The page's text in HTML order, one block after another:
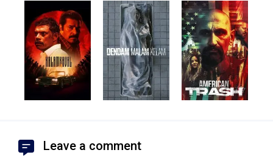
Leave a comment